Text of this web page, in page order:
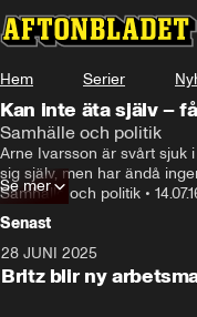
Hem Serier
Kan inte äta själv –
Samhälle och politik
Arne Ivarsson är svårt sjuk
sig själv, men har ändå
Samtidigt vill regeringen
Samhälle och politik •
Se mer
Senast
28 JUNI 2025
Britz blir ny